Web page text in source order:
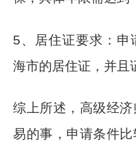
5、居住证要求：申
海市的居住证，并且
综上所述，高级经
易的事，申请条件